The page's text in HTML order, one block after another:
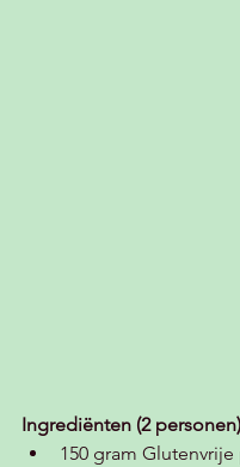
Ingrediënten (2
150 gram